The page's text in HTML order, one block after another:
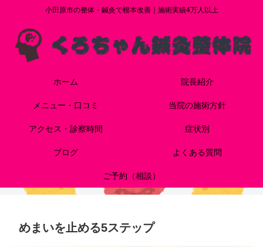
小田原市の整体・鍼灸で根本改善｜施術実績4万人以上
ホーム 院長紹介
メニュー・口コミ 当院の施術方針
アクセス・診察時間 症状別
ブログ よくある質問
ご予約（相談）
めまいを止める5ステップ